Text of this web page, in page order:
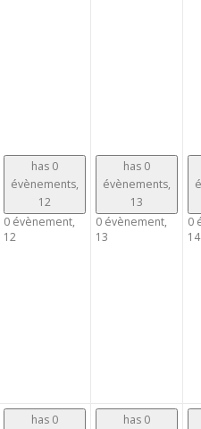
has 0
évènements,
12
0 évènement,
12
has 0
évènements,
13
0 évènement,
13
0
14
has 0
has 0